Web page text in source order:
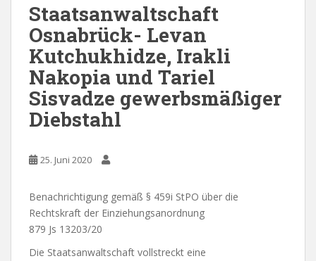
Staatsanwaltschaft
Osnabrück- Levan
Kutchukhidze, Irakli
Nakopia und Tariel
Sisvadze gewerbsmäßiger
Diebstahl
25. Juni 2020
Benachrichtigung gemäß § 459i StPO über die
Rechtskraft der Einziehungsanordnung
879 Js 13203/20
Die Staatsanwaltschaft vollstreckt eine